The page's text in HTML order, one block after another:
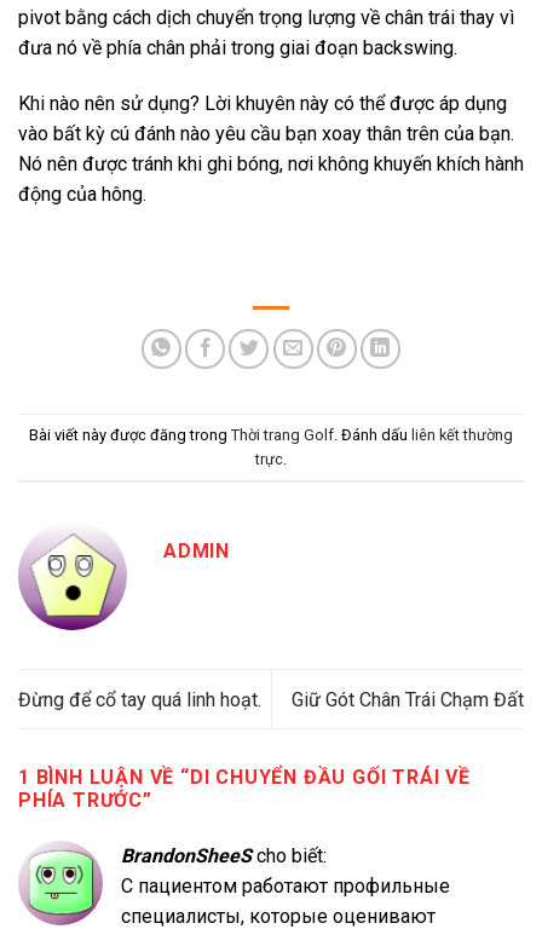
pivot bằng cách dịch chuyển trọng lượng về chân trái thay vì
đưa nó về phía chân phải trong giai đoạn backswing.
Khi nào nên sử dụng? Lời khuyên này có thể được áp dụng
vào bất kỳ cú đánh nào yêu cầu bạn xoay thân trên của bạn.
Nó nên được tránh khi ghi bóng, nơi không khuyến khích hành
động của hông.
Bài viết này được đăng trong Thời trang Golf . Đánh dấu liên kết thường
trực
ADMIN
Đừng để cổ tay quá linh hoạt. Giữ Gót Chân Trái Chạm Đất
1 BÌNH LUẬN VỀ “DI CHUYỂN ĐẦU GỐI TRÁI VỀ
PHÍA TRƯỚC”
BrandonSheeS cho biết:
С пациентом работают профильные
специалисты, которые оценивают